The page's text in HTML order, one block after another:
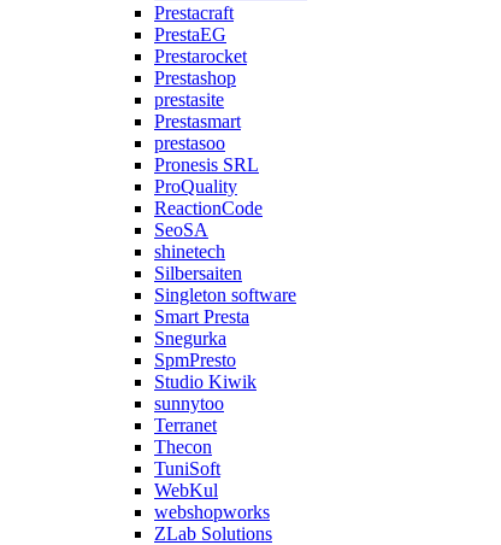
Prestacraft
PrestaEG
Prestarocket
Prestashop
prestasite
Prestasmart
prestasoo
Pronesis SRL
ProQuality
ReactionCode
SeoSA
shinetech
Silbersaiten
Singleton software
Smart Presta
Snegurka
SpmPresto
Studio Kiwik
sunnytoo
Terranet
Thecon
TuniSoft
WebKul
webshopworks
ZLab Solutions